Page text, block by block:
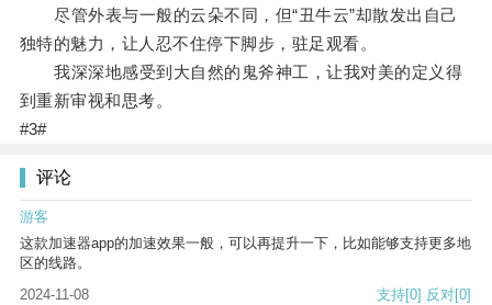
尽管外表与一般的云朵不同，但“丑牛云”却散发出自己
独特的魅力，让人忍不住停下脚步，驻足观看。
我深深地感受到大自然的鬼斧神工，让我对美的定义得
到重新审视和思考。
#3#
评论
游客
这款加速器app的加速效果一般，可以再提升一下，比如能够支持更多地
区的线路。
2024-11-08
支持[0] 反对[0]